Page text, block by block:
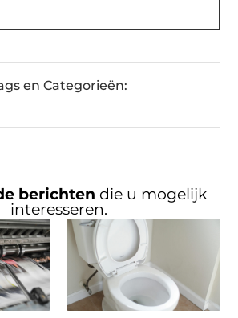
en Categorieën:
berichten die u mogelijk
interesseren.